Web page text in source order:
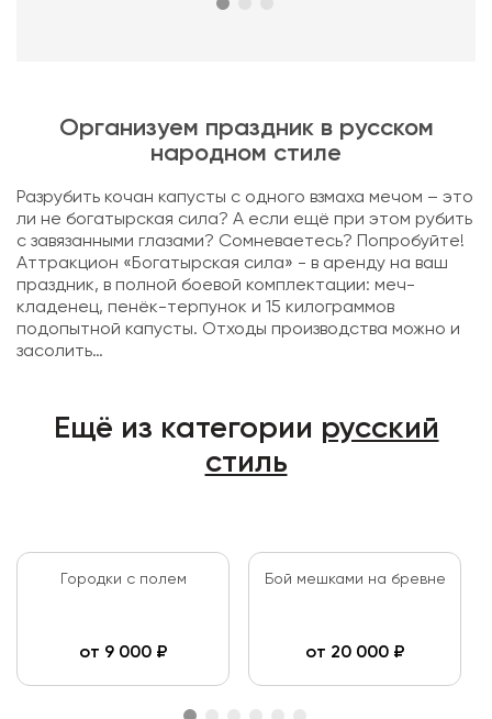
Организуем праздник в русском
народном стиле
Разрубить кочан капусты с одного взмаха мечом – это
ли не богатырская сила? А если ещё при этом рубить
с завязанными глазами? Сомневаетесь? Попробуйте!
Аттракцион «Богатырская сила» - в аренду на ваш
праздник, в полной боевой комплектации: меч-
кладенец, пенёк-терпунок и 15 килограммов
подопытной капусты. Отходы производства можно и
засолить…
Ещё из категории русский
стиль
Городки с полем
от 9 000₽
Бой мешками на бревне
от 20 000₽